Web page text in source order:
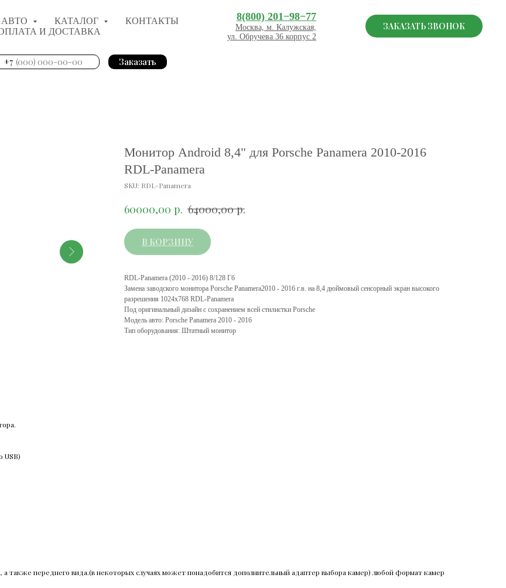
КАТАЛОГ
КОНТАКТЫ
И ДОСТАВКА
8(800) 201−98−77
Москва, м. Калужская,
ул. Обручева 36 корпус 2
ЗАКАЗАТЬ ЗВОНОК
+7 Заказать
Монитор Android 8,4" для Porsche Panamera 2010-2016
RDL-Panamera
SKU: RDL-Panamera
60000,00 р. 64000,00 р.
В КОРЗИНУ
RDL-Panamera (2010 - 2016) 8/128 Гб
Замена заводского монитора Porsche Panamera2010 - 2016 г.в. на 8,4 дюймовый сенсорный экран высокого
разрешения 1024х768 RDL-Panamera
Под оригинальный дизайн с сохранением всей стилистки Porsche
Модель авто: Porsche Panamera 2010 - 2016
Тип оборудования: Штатный монитор
USB)
а также переднего вида.(в некоторых случаях может понадобится дополнительный адаптер выбора камер) любой формат камер